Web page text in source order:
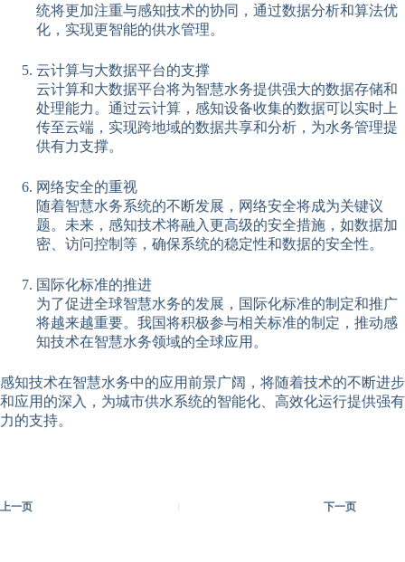
统将更加注重与感知技术的协同，通过数据分析和算法优
化，实现更智能的供水管理。
云计算与大数据平台的支撑
云计算和大数据平台将为智慧水务提供强大的数据存储和
处理能力。通过云计算，感知设备收集的数据可以实时上
传至云端，实现跨地域的数据共享和分析，为水务管理提
供有力支撑。
网络安全的重视
随着智慧水务系统的不断发展，网络安全将成为关键议
题。未来，感知技术将融入更高级的安全措施，如数据加
密、访问控制等，确保系统的稳定性和数据的安全性。
国际化标准的推进
为了促进全球智慧水务的发展，国际化标准的制定和推广
将越来越重要。我国将积极参与相关标准的制定，推动感
知技术在智慧水务领域的全球应用。
感知技术在智慧水务中的应用前景广阔，将随着技术的不断进步
和应用的深入，为城市供水系统的智能化、高效化运行提供强有
力的支持。
上一页 下一页